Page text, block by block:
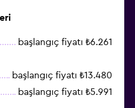
başlangıç fiyatı ₺6.261
başlangıç fiyatı ₺13.480
başlangıç fiyatı ₺5.991